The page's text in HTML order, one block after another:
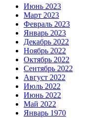
Июнь 2023
Март 2023
Февраль 2023
Январь 2023
Декабрь 2022
Ноябрь 2022
Октябрь 2022
Сентябрь 2022
Август 2022
Июль 2022
Июнь 2022
Май 2022
Январь 1970